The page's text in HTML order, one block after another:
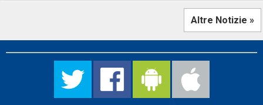
Altre Notizie »